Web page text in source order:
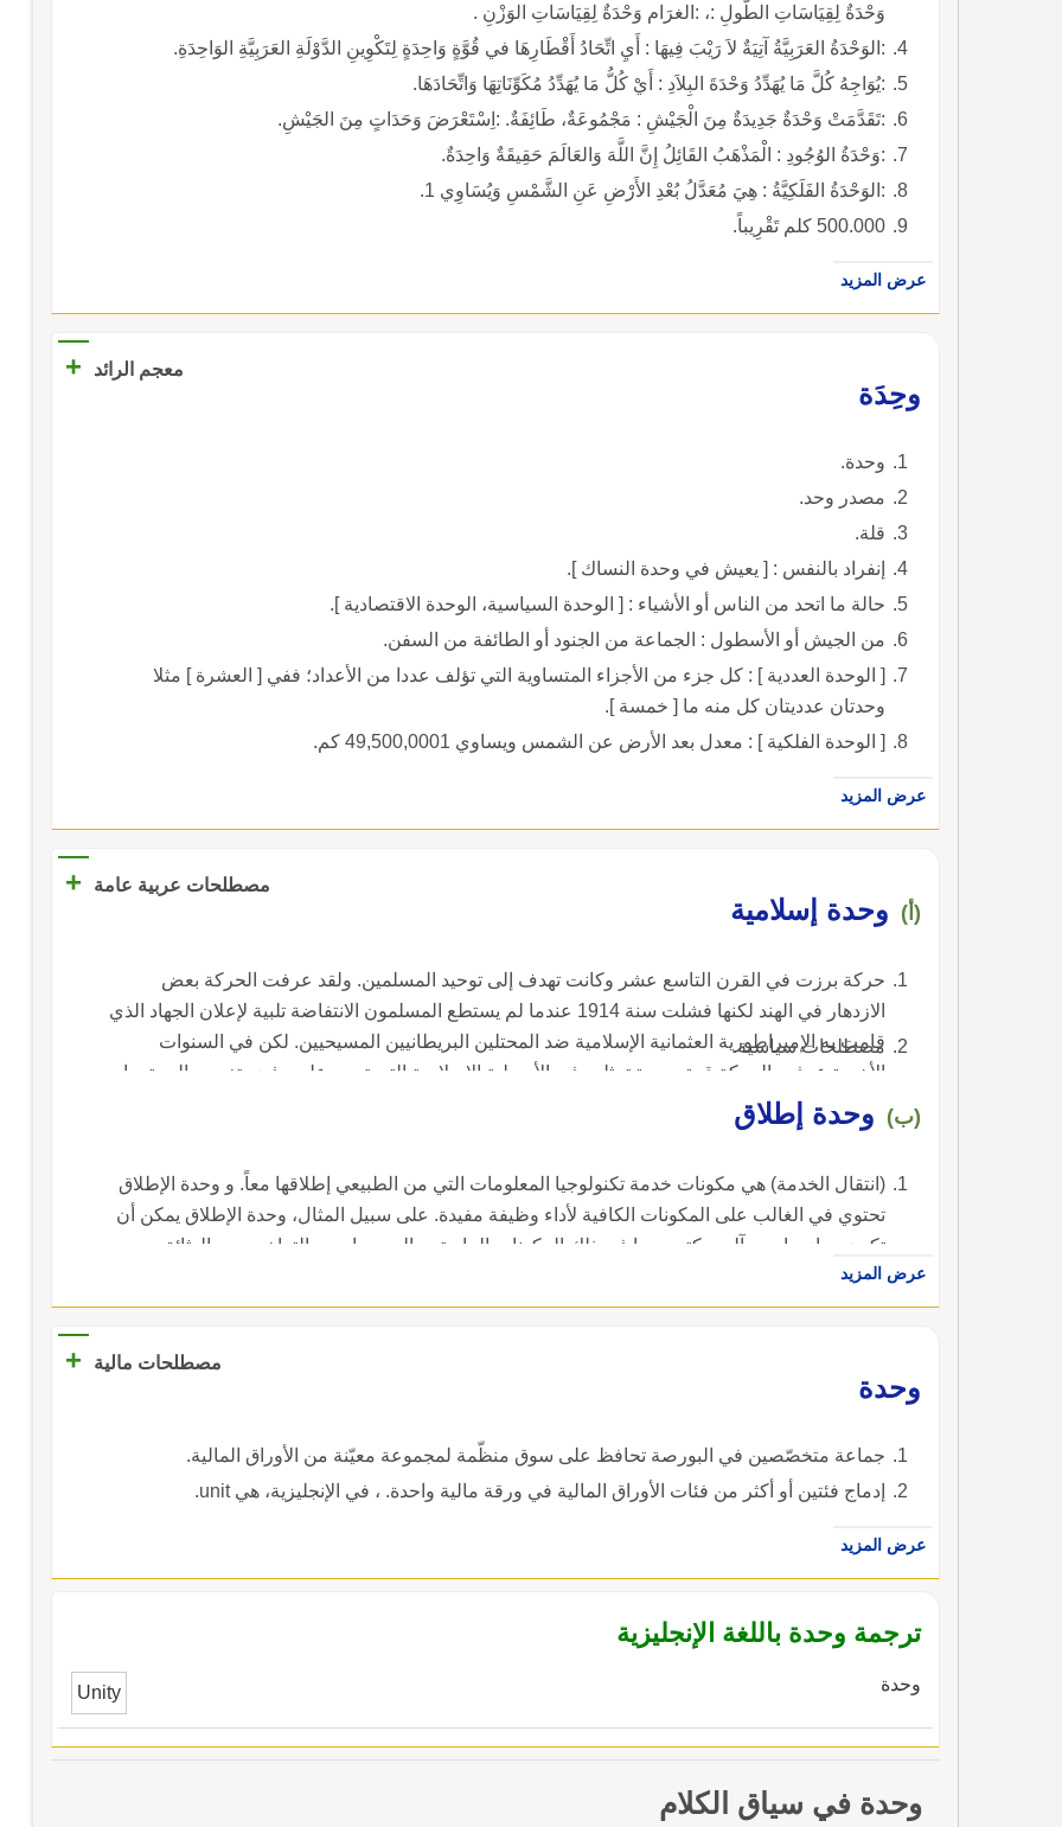
وَحْدَةٌ لِقِيَاسَاتِ الطُّولِ :، :الغرَام وَحْدَةٌ لِقِيَاسَاتِ الوَزْنِ .
:الوَحْدَةُ العَرَبِيَّةُ آتِيَةٌ لاَ رَيْبَ فِيهَا : أَيِ اتِّحَادُ أَقْطَارِهَا في قُوَّةٍ وَاحِدَةٍ لِتَكْوِينِ الدَّوْلَةِ العَرَبِيَّةِ الوَاحِدَةِ.
:يُوَاجِهُ كُلَّ مَا يُهَدِّدُ وَحْدَةَ البِلاَدِ : أَيْ كُلُّ مَا يُهَدِّدُ مُكَوِّنَاتِهَا وَاتِّحَادَهَا.
:تَقَدَّمَتْ وَحْدَةٌ جَدِيدَةٌ مِنَ الْجَيْشِ : مَجْمُوعَةٌ، طَائِفَةٌ. :اِسْتَعْرَضَ وَحَدَاتٍ مِنَ الجَيْشِ.
:وَحْدَةُ الوُجُودِ : الْمَذْهَبُ القَائِلُ إِنَّ اللَّهَ وَالعَالَمَ حَقِيقَةٌ وَاحِدَةٌ.
:الوَحْدَةُ الفَلَكِيَّةُ : هِيَ مُعَدَّلُ بُعْدِ الأَرْضِ عَنِ الشَّمْسِ وَيُسَاوِي 1.
500.000 كلم تَقْرِيباً.
عرض المزيد
معجم الرائد
+
وحِدَة
وحدة.
مصدر وحد.
قلة.
إنفراد بالنفس : [ يعيش في وحدة النساك ].
حالة ما اتحد من الناس أو الأشياء : [ الوحدة السياسية، الوحدة الاقتصادية ].
من الجيش أو الأسطول : الجماعة من الجنود أو الطائفة من السفن.
[ الوحدة العددية ] : كل جزء من الأجزاء المتساوية التي تؤلف عددا من الأعداد؛ ففي [ العشرة ] مثلا
وحدتان عدديتان كل منه ما [ خمسة ].
[ الوحدة الفلكية ] : معدل بعد الأرض عن الشمس ويساوي 49,500,0001 كم.
عرض المزيد
مصطلحات عربية عامة +
(أ) وحدة إسلامية
حركة برزت في القرن التاسع عشر وكانت تهدف إلى توحيد المسلمين. ولقد عرفت الحركة بعض
الازدهار في الهند لكنها فشلت سنة 1914 عندما لم يستطع المسلمون الانتفاضة تلبية لإعلان الجهاد الذي
قامت به الإمبراطورية العثمانية الإسلامية ضد المحتلين البريطانيين المسيحيين. لكن في السنوات
الأخيرة عرفت الحركة قوة جديدة تمثلت في الأصولية الإسلامية التي تجمع على رفض تغريب المجتمعات
الإسلامية.
مصطلحات سياسية.
(ب) وحدة إطلاق
(انتقال الخدمة) هي مكونات خدمة تكنولوجيا المعلومات التي من الطبيعي إطلاقها معاً. و وحدة الإطلاق
تحتوي في الغالب على المكونات الكافية لأداء وظيفة مفيدة. على سبيل المثال، وحدة الإطلاق يمكن أن
تكون جهاز حاسب آلي مكتبي، بما في ذلك المكونات المادية، و البرمجيات، و التراخيص، و الوثائق، و
غيرها. و وحدة إطلاق أخرى يمكن أن تكون تطبيق المرتبات بأكمله، بما في ذلك إجراءات عمليات تشغيل
تكنولوجيا المعلومات و تدريب المستخدمين.---(المجال:حاسوب).
عرض المزيد
مصطلحات مالية
+
وحدة
جماعة متخصّصين في البورصة تحافظ على سوق منظّمة لمجموعة معيّنة من الأوراق المالية.
إدماج فئتين أو أكثر من فئات الأوراق المالية في ورقة مالية واحدة. ، في الإنجليزية، هي unit.
عرض المزيد
ترجمة وحدة باللغة الإنجليزية
وحدة Unity
وحدة في سياق الكلام